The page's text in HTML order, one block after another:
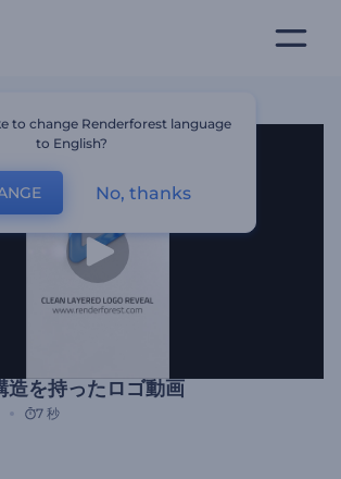
造を持ったロゴ動画
7 秒
to change Renderforest language
to English?
No, thanks